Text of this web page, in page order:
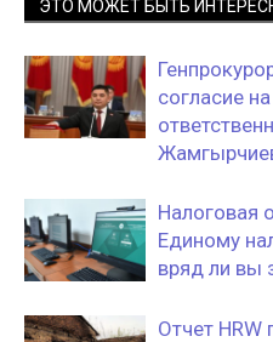
ЭТО МОЖЕТ БЫТЬ
согласие
Налоговая
Единому
вряд ли вы
Отчет